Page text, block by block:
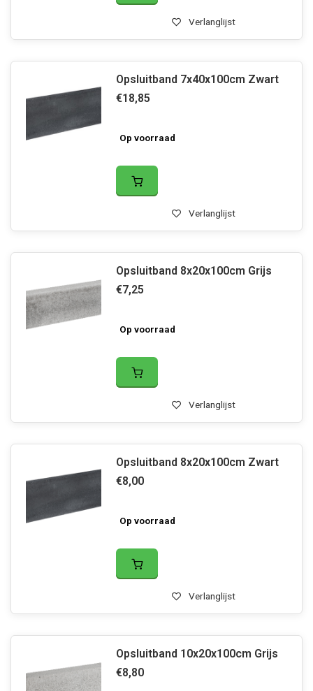
Verlanglijst
Opsluitband 7x40x100cm Zwart
€18,85
Op voorraad
Verlanglijst
Opsluitband 8x20x100cm Grijs
€7,25
Op voorraad
Verlanglijst
Opsluitband 8x20x100cm Zwart
€8,00
Op voorraad
Verlanglijst
Opsluitband 10x20x100cm Grijs
€8,80